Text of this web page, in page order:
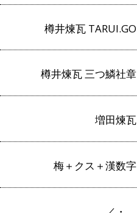
樽井煉瓦 TARUI.GO
樽井煉瓦 三つ鱗社章
増田煉瓦
梅＋クス＋漢数字